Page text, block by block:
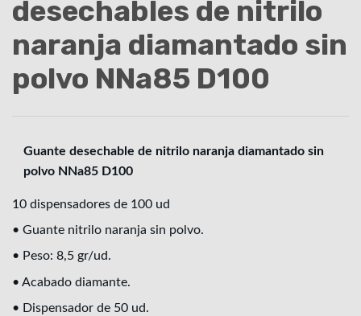
desechables de nitrilo
naranja diamantado sin
polvo NNa85 D100
Guante desechable de nitrilo naranja diamantado sin
polvo NNa85 D100
10 dispensadores de 100 ud
• Guante nitrilo naranja sin polvo.
• Peso: 8,5 gr/ud.
• Acabado diamante.
• Dispensador de 50 ud.